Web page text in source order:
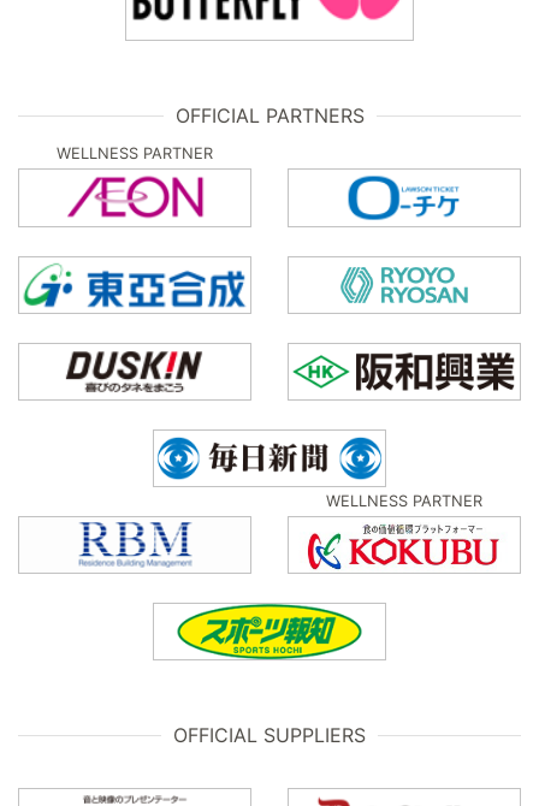
OFFICIAL PARTNERS
WELLNESS PARTNER
WELLNESS PARTNER
OFFICIAL SUPPLIERS